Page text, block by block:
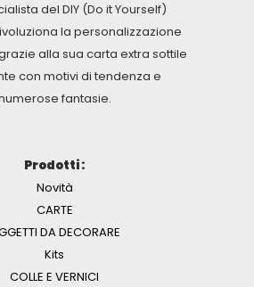
del DIY (Do it Yourself)
la personalizzazione
alla sua carta extra sottile
con motivi di tendenza e
fantasie.
Prodotti :
Novità
CARTE
DA DECORARE
Kits
COLLE E VERNICI